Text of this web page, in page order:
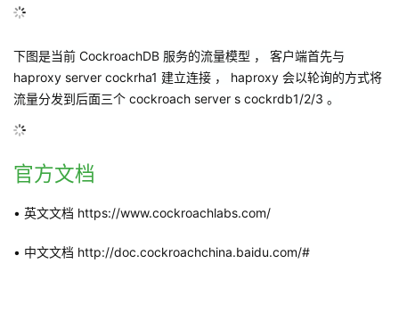
下图是当前 CockroachDB 服务的流量模型 ， 客户端首先与
haproxy server cockrha1 建立连接 ， haproxy 会以轮询的方式将
流量分发到后面三个 cockroach server s cockrdb1/2/3 。
官方文档
• 英文文档 https://www.cockroachlabs.com/
• 中文文档 http://doc.cockroachchina.baidu.com/#